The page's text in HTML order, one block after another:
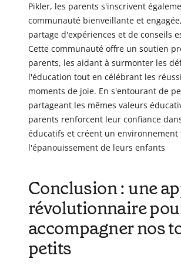
Pikler, les parents s'inscrivent
communauté bienveillante et
partage d'expériences et de conseils
Cette communauté offre un soutien
parents, les aidant à surmonter les
l'éducation tout en célébrant les
moments de joie. En s'entourant de
partageant les mêmes valeurs
parents renforcent leur confiance
éducatifs et créent un environnement
l'épanouissement de leurs enfants
Conclusion : une
révolutionnaire
accompagner nos
petits